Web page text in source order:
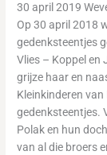
30 april 2019
Op 30 april 2018
gedenksteentjes
Vlies – Koppel en
grijze haar en
Kleinkinderen
gedenksteentjes.
Polak en hun
van al die broers